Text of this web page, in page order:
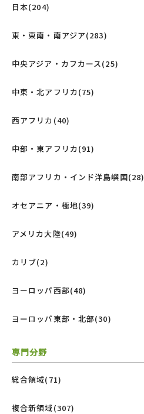
日本(204)
東・東南・南アジア(283)
中央アジア・カフカース(25)
中東・北アフリカ(75)
西アフリカ(40)
中部・東アフリカ(91)
南部アフリカ・インド洋島嶼国(28)
オセアニア・極地(39)
アメリカ大陸(49)
カリブ(2)
ヨーロッパ西部(48)
ヨーロッパ東部・北部(30)
専門分野
総合領域(71)
複合新領域(307)